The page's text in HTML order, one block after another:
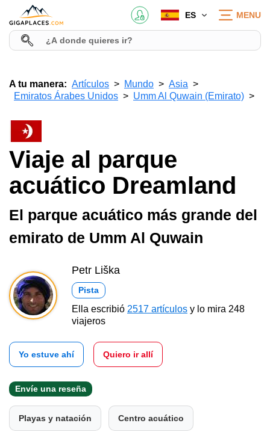
ES MENU
A tu manera: Artículos Mundo
Asia
Emiratos Árabes Unidos
Umm Al Quwain (Emirato)
Viaje al parque
acuático Dreamland
El parque acuático más grande del
emirato de Umm Al Quwain
Petr Liška
Pista
Ella escribió 2517 artículos y lo mira 248
viajeros
Yo estuve ahí Quiero ir allí
Envíe una reseña
Playas y natación Centro acuático